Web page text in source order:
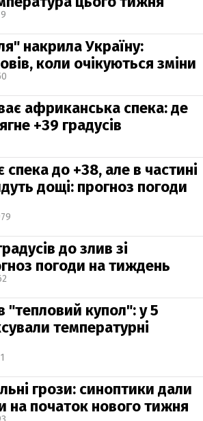
накрила Україну:
коли очікуються зміни
африканська спека: де
+39 градусів
спека до +38, але в частині
дощі: прогноз погоди
до злив зі
погоди на тиждень
"тепловий купол": у 5
температурні
грози: синоптики дали
на початок нового тижня